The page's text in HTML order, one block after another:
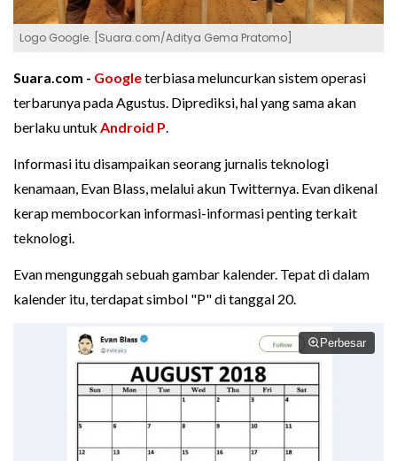
Logo Google. [Suara.com/Aditya Gema Pratomo]
Suara.com - Googleterbiasa meluncurkan sistem operasi
terbarunya pada Agustus. Diprediksi, hal yang sama akan
berlaku untuk Android P.
Informasi itu disampaikan seorang jurnalis teknologi
kenamaan, Evan Blass, melalui akun Twitternya. Evan dikenal
kerap membocorkan informasi-informasi penting terkait
teknologi.
Evan mengunggah sebuah gambar kalender. Tepat di dalam
kalender itu, terdapat simbol "P" di tanggal 20.
Perbesar